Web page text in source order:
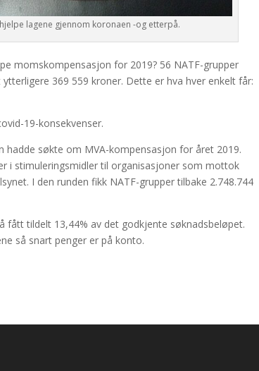
lagene gjennom koronaen -og etterpå.
momskompensasjon for 2019? 56 NATF-grupper
369 559 kroner. Dette er hva hver enkelt får:
19-konsekvenser.
hadde søkte om MVA-kompensasjon for året 2019.
i stimuleringsmidler til organisasjoner som mottok
I den runden fikk NATF-grupper tilbake 2.748.744
fått tildelt 13,44% av det godkjente søknadsbeløpet.
så snart penger er på konto.